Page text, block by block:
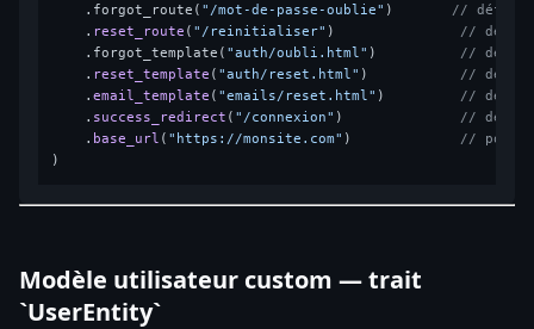
    .forgot_route(
"/mot-de-passe-oublie" ) // défaut
    .
reset_route ( "/reinitialiser" ) //
    .forgot_template(
"auth/oubli.html" ) // défaut
    .
reset_template ( "auth/reset.html" ) // défaut
    .
email_template ( "emails/reset.html" ) //
    .
success_redirect ( "/connexion" ) //
    .
base_url ( "https://monsite.com" ) // pour
Modèle utilisateur custom — trait
`UserEntity`